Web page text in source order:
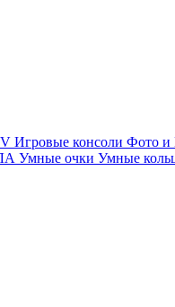
Игровые консоли Фото и
Умные очки Умные